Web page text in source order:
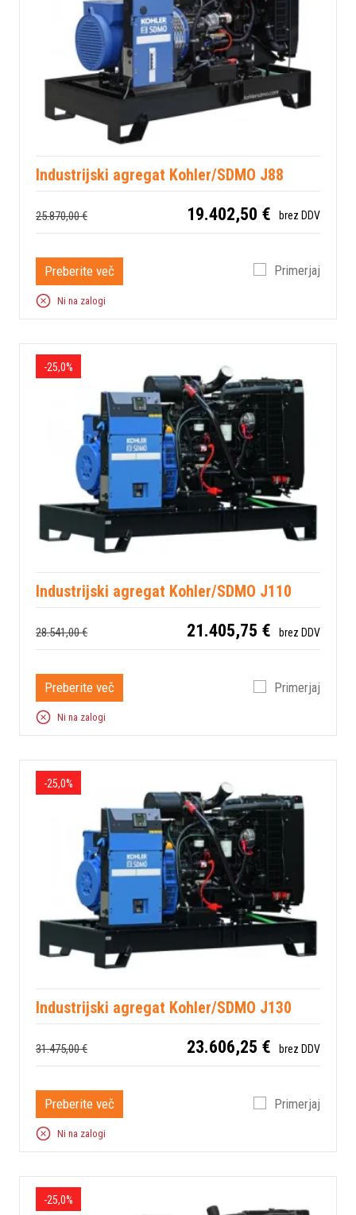
Industrijski agregat Kohler/SDMO J88
25.870,00 € 19.402,50 € brez DDV
Preberite več Primerjaj
Ni na zalogi
-25,0%
Industrijski agregat Kohler/SDMO J110
28.541,00 € 21.405,75 € brez DDV
Preberite več Primerjaj
Ni na zalogi
-25,0%
Industrijski agregat Kohler/SDMO J130
31.475,00 € 23.606,25 € brez DDV
Preberite več Primerjaj
Ni na zalogi
-25,0%